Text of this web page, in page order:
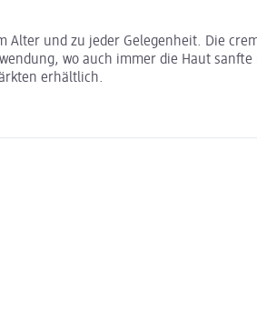
und zu jeder Gelegenheit. Die
wo auch immer die Haut
erhältlich.